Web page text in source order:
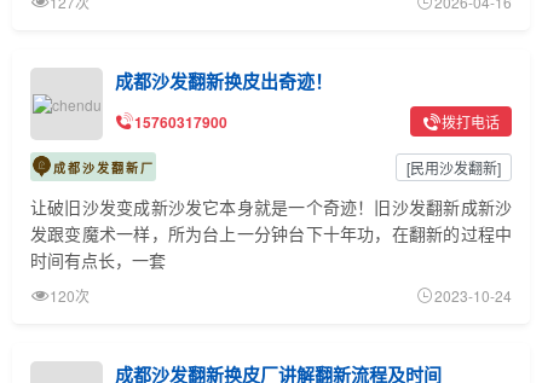
成都沙发翻新换皮出奇迹！
15760317900 拨打电话
成都沙发翻新厂 [民用沙发翻新]
让破旧沙发变成新沙发它本身就是一个奇迹！旧沙发翻新成新沙
发跟变魔术一样，所为台上一分钟台下十年功，在翻新的过程中
时间有点长，一套
120次 2023-10-24
成都沙发翻新换皮厂讲解翻新流程及时间